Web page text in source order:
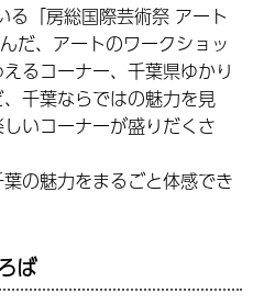
「房総国際芸術祭 アート
、アートのワークショッ
るコーナー、千葉県ゆかり
千葉ならではの魅力を見
いコーナーが盛りだくさ
の魅力をまるごと体感でき
ば